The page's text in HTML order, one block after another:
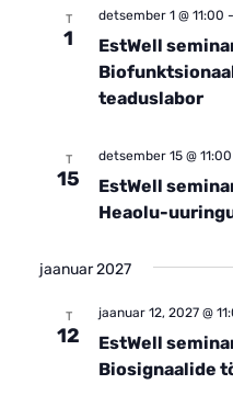
T
1
EstWell
teaduslabor
detsember 1 @ 11:00 -
T
15
EstWell
Heaolu-
detsember 15 @ 11:00
jaanuar 2027
T
12
EstWell
Biosignaalide
jaanuar 12, 2027 @